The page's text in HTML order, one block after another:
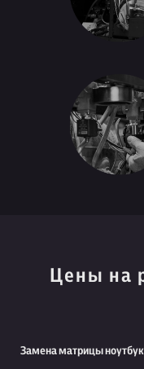
Цены на
Замена матрицы